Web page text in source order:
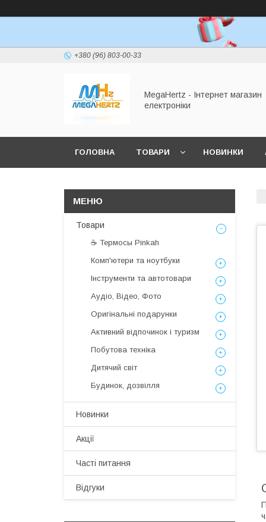
+380 (96) 803-00-33
MegaHertz - Інтернет магазин
електроніки
ГОЛОВНА ТОВАРИ НОВИНКИ
Товари
☕ Термосы Pinkah
Комп'ютери та ноутбуки
Інструменти та автотовари
Аудіо, Відео, Фото
Оригінальні подарунки
Активний відпочинок і туризм
Побутова техніка
Дитячий світ
Будинок, дозвілля
Новинки
Акції
Часті питання
Відгуки